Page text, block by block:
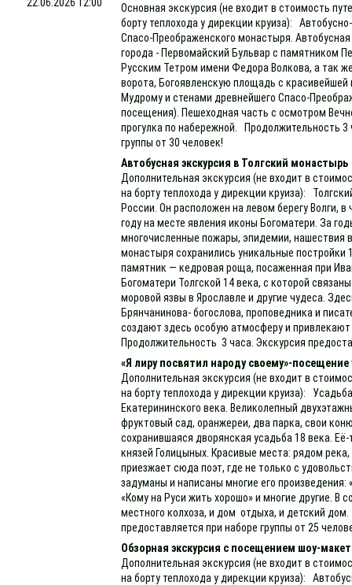
Основная экскурсия (не входит в стоимость
борту теплохода у дирекции круиза):
Спасо-Преображенского монастыря.
города - Первомайский Бульвар с памятником
Русским Тетром имени Федора Волкова, а так
ворота, Богоявленскую площадь с
Мудрому и стенами древнейшего Спасо-
посещения). Пешеходная часть с осмотром
прогулка по набережной. Продолжительность
группы от 30 человек!
Автобусная экскурсия в Толгский монастырь
Дополнительная экскурсия (не входит в
на борту теплохода у дирекции круиза):
России. Он расположен на левом берегу Волги,
году на месте явления иконы Богоматери. За
многочисленные пожары, эпидемии, нашествия
монастыря сохранились уникальные постройки
памятник — кедровая роща, посаженная при
Богоматери Толгской 14 века, с которой
моровой язвы в Ярославле и другие чудеса.
Брянчанинова- богослова, проповедника и
создают здесь особую атмосферу и
Продолжительность 3 часа. Экскурсия
«Я лиру посвятил народу своему»-
Дополнительная экскурсия (не входит в
на борту теплохода у дирекции круиза):
Екатерининского века. Великолепный
фруктовый сад, оранжереи, два парка, свои
сохранившаяся дворянская усадьба 18 века.
князей Голицыных. Красивые места: рядом
приезжает сюда поэт, где не только с
задуманы и написаны многие его
«Кому на Руси жить хорошо» и многие другие. В
местного колхоза, и дом отдыха, и детский
предоставляется при наборе группы от 25
Обзорная экскурсия с посещением шоу-
Дополнительная экскурсия (не входит в
на борту теплохода у дирекции круиза):